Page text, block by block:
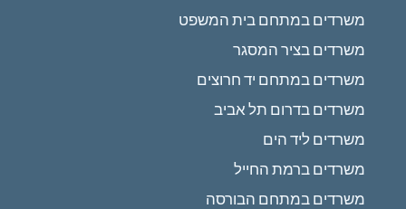
משרדים במתחם בית המשפט
משרדים בציר המסגר
משרדים במתחם יד חרוצים
משרדים בדרום תל אביב
משרדים ליד הים
משרדים ברמת החייל
משרדים במתחם הבורסה